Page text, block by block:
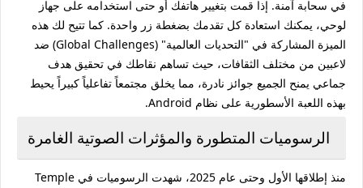
في سحابة آمنة. إذا قمت بتغيير هاتفك أو حتى استخدامه على جهاز
لوحي، يمكنك استعادة كل تقدمك بضغطة زر واحدة. كما تتيح لك هذه
الميزة المشاركة في "التحديات العالمية" (Global Challenges) ضد
لاعبين من مختلف الثقافات، حيث تساهم نقاطك في تحقيق هدف
جماعي يمنح الجميع جوائز نادرة، مما يخلق مجتمعاً تفاعلياً كبيراً يحيط
بهذه اللعبة الأسطورية على نظام Android.
الرسوميات المتطورة والمؤثرات الصوتية الغامرة
منذ إطلاقها الأول وحتى عام 2025، شهدت الرسوميات في Temple